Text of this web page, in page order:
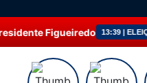
Figueiredo 13:39 | ELEIÇÕES 2026